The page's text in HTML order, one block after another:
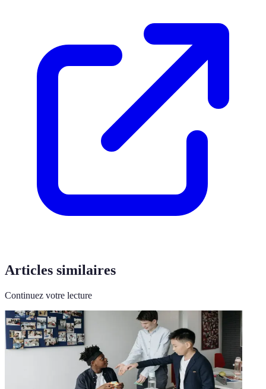
Articles similaires
Continuez votre lecture